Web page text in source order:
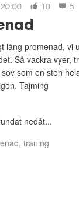
10 5
lång promenad, vi
Så vackra vyer,
som en sten
Tajming
nedåt...
träning